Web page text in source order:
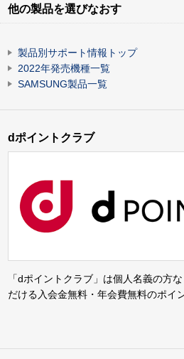
他の製品を選びなおす
製品別サポート情報トップ
2022年発売機種一覧
SAMSUNG製品一覧
dポイントクラブ
「dポイントクラブ」は個人名義の方
だける入会金無料・年会費無料のポイ